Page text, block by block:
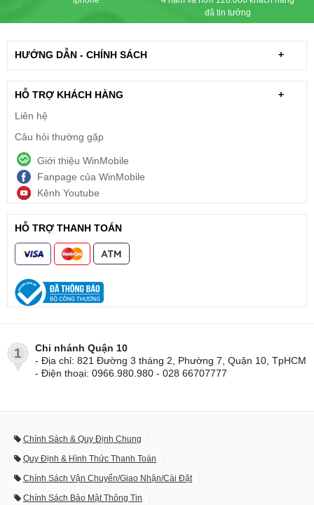
đã tin tưởng
HƯỚNG DẪN - CHÍNH SÁCH +
HỖ TRỢ KHÁCH HÀNG
+
Liên hệ
Câu hỏi thường gặp
Giới thiệu WinMobile
Fanpage của WinMobile
Kênh Youtube
HỖ TRỢ THANH TOÁN
1
Chi nhánh Quận 10
- Địa chỉ: 821 Đường 3 tháng 2, Phường 7, Quận 10, TpHCM
- Điện thoại: 0966.980.980 - 028 66707777
Chính Sách & Quy Định Chung
Quy Định & Hình Thức Thanh Toán
Chính Sách Vận Chuyển/Giao Nhận/Cài Đặt
Chính Sách Bảo Mật Thông Tin